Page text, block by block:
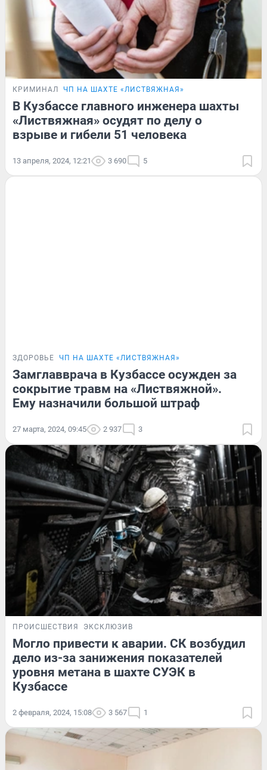
КРИМИНАЛ ЧП НА ШАХТЕ «ЛИСТВЯЖНАЯ»
В Кузбассе главного инженера шахты
«Листвяжная» осудят по делу о
взрыве и гибели 51 человека
13 апреля, 2024, 12:21 3 690 5
ЗДОРОВЬЕ ЧП НА ШАХТЕ «ЛИСТВЯЖНАЯ»
Замглавврача в Кузбассе осужден за
сокрытие травм на «Листвяжной».
Ему назначили большой штраф
27 марта, 2024, 09:45 2 937 3
ПРОИСШЕСТВИЯ ЭКСКЛЮЗИВ
Могло привести к аварии. СК возбудил
дело из-за занижения показателей
уровня метана в шахте СУЭК в
Кузбассе
2 февраля, 2024, 15:08 3 567 1